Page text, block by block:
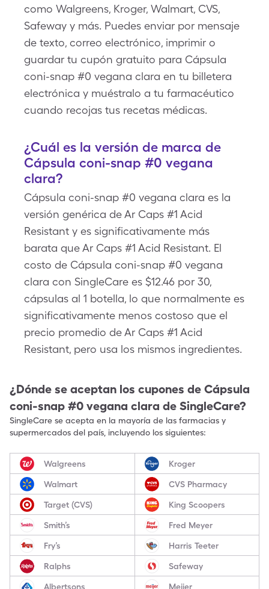
como Walgreens, Kroger, Walmart, CVS,
Safeway y más. Puedes enviar por mensaje
de texto, correo electrónico, imprimir o
guardar tu cupón gratuito para Cápsula
coni-snap #0 vegana clara en tu billetera
electrónica y muéstralo a tu farmacéutico
cuando recojas tus recetas médicas.
¿Cuál es la versión de marca de
Cápsula coni-snap #0 vegana
clara?
Cápsula coni-snap #0 vegana clara es la
versión genérica de Ar Caps #1 Acid
Resistant y es significativamente más
barata que Ar Caps #1 Acid Resistant. El
costo de Cápsula coni-snap #0 vegana
clara con SingleCare es $12.46 por 30,
cápsulas al 1 botella, lo que normalmente es
significativamente menos costoso que el
precio promedio de Ar Caps #1 Acid
Resistant, pero usa los mismos ingredientes.
¿Dónde se aceptan los cupones de Cápsula
coni-snap #0 vegana clara de SingleCare?
SingleCare se acepta en la mayoría de las farmacias y
supermercados del país, incluyendo los siguientes:
Walgreens Kroger
Walmart CVS Pharmacy
Target (CVS) King Scoopers
Smith’s Fred Meyer
Fry’s Harris Teeter
Ralphs Safeway
Albertsons Meijer